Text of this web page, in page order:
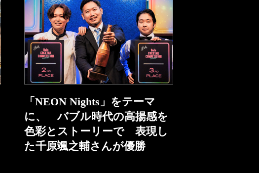
「NEON Nights」をテーマ
に、 バブル時代の高揚感を
色彩とストーリーで 表現し
た千原颯之輔さんが優勝